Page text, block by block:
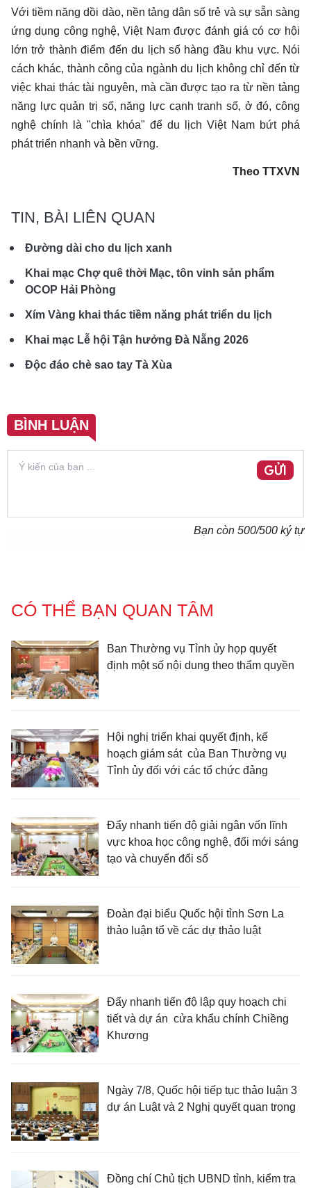
Với tiềm năng dồi dào, nền tảng dân số trẻ và sự sẵn sàng
ứng dụng công nghệ, Việt Nam được đánh giá có cơ hội
lớn trở thành điểm đến du lịch số hàng đầu khu vực. Nói
cách khác, thành công của ngành du lịch không chỉ đến từ
việc khai thác tài nguyên, mà cần được tạo ra từ nền tảng
năng lực quản trị số, năng lực cạnh tranh số, ở đó, công
nghệ chính là "chìa khóa" để du lịch Việt Nam bứt phá
phát triển nhanh và bền vững.
Theo TTXVN
TIN, BÀI LIÊN QUAN
Đường dài cho du lịch xanh
Khai mạc Chợ quê thời Mạc, tôn vinh sản phẩm
OCOP Hải Phòng
Xím Vàng khai thác tiềm năng phát triển du lịch
Khai mạc Lễ hội Tận hưởng Đà Nẵng 2026
Độc đáo chè sao tay Tà Xùa
BÌNH LUẬN
GỬI
Bạn còn 500/500 ký tự
CÓ THỂ BẠN QUAN TÂM
Ban Thường vụ Tỉnh ủy họp quyết
định một số nội dung theo thẩm quyền
Hội nghị triển khai quyết định, kế
hoạch giám sát của Ban Thường vụ
Tỉnh ủy đối với các tổ chức đảng
Đẩy nhanh tiến độ giải ngân vốn lĩnh
vực khoa học công nghệ, đổi mới sáng
tạo và chuyển đổi số
Đoàn đại biểu Quốc hội tỉnh Sơn La
thảo luận tổ về các dự thảo luật
Đẩy nhanh tiến độ lập quy hoạch chi
tiết và dự án cửa khẩu chính Chiềng
Khương
Ngày 7/8, Quốc hội tiếp tục thảo luận 3
dự án Luật và 2 Nghị quyết quan trọng
Đồng chí Chủ tịch UBND tỉnh, kiểm tra